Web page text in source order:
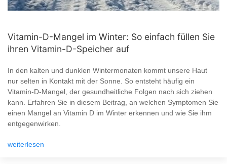
Vitamin-D-Mangel im Winter: So einfach füllen Sie
ihren Vitamin-D-Speicher auf
In den kalten und dunklen Wintermonaten kommt unsere Haut
nur selten in Kontakt mit der Sonne. So entsteht häufig ein
Vitamin-D-Mangel, der gesundheitliche Folgen nach sich ziehen
kann. Erfahren Sie in diesem Beitrag, an welchen Symptomen Sie
einen Mangel an Vitamin D im Winter erkennen und wie Sie ihm
entgegenwirken.
weiterlesen